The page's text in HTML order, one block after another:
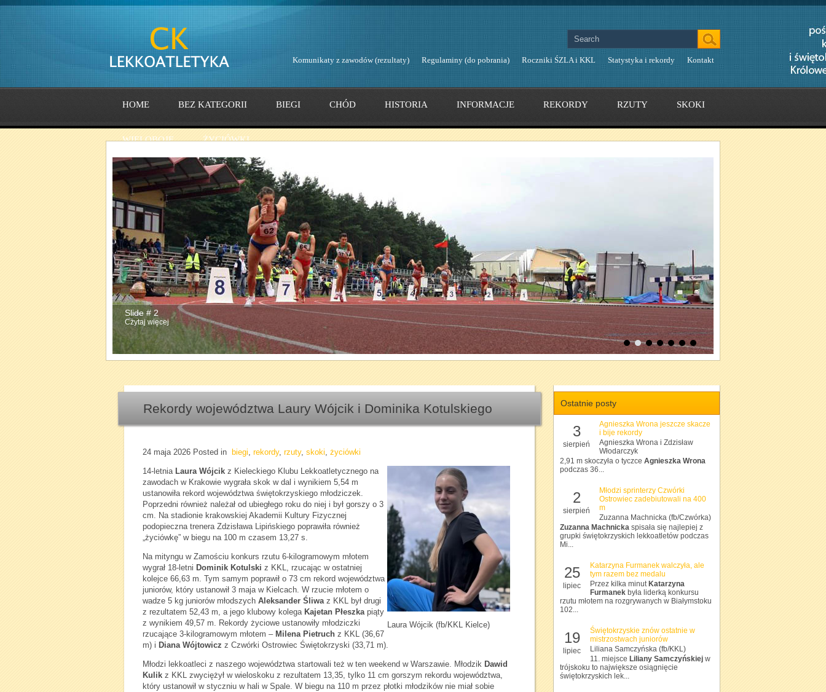
Komunikaty z zawodów (rezultaty) Regulaminy (do pobrania) Roczniki ŚZLA i KKL Statystyka i rekordy Kontakt
HOME BEZ KATEGORII BIEGI CHÓD HISTORIA INFORMACJE REKORDY RZUTY SKOKI
WIELOBOJE ŻYCIÓWKI
Slide # 2
Czytaj więcej
Slide # 3
Czytaj więcej
1 2 3 5 6 7
Ostatnie posty
3
sierpień
Agnieszka Wrona jeszcze skacze
i bije rekordy
Agnieszka Wrona i Zdzisław
Włodarczyk
2,91 m skoczyła o tyczce Agnieszka Wrona
podczas 36...
2
sierpień
Młodzi sprinterzy Czwórki
Ostrowiec zadebiutowali na 400
m
Zuzanna Machnicka (fb/Czwórka)
Zuzanna Machnicka spisała się najlepiej z
grupki świętokrzyskich lekkoatletów podczas
Mi...
25
lipiec
Katarzyna Furmanek walczyła, ale
tym razem bez medalu
Przez kilka minut Katarzyna
Furmanek była liderką konkursu
rzutu młotem na rozgrywanych w Białymstoku
102...
19
lipiec
Świętokrzyskie znów ostatnie w
mistrzostwach juniorów
Liliana Samczyńska (fb/KKL)
11. miejsce Liliany Samczyńskiej w
trójskoku to największe osiągnięcie
świętokrzyskich lek...
Rekordy województwa Laury Wójcik i Dominika Kotulskiego
24 maja 2026 Posted in biegi, rekordy, rzuty, skoki, życiówki
Laura Wójcik (fb/KKL Kielce)
14-letnia Laura Wójcik z Kieleckiego Klubu Lekkoatletycznego na
zawodach w Krakowie wygrała skok w dal i wynikiem 5,54 m
ustanowiła rekord województwa świętokrzyskiego młodziczek.
Poprzedni również należał od ubiegłego roku do niej i był gorszy o 3
cm. Na stadionie krakowskiej Akademii Kultury Fizycznej
podopieczna trenera Zdzisława Lipińskiego poprawiła również
„życiówkę” w biegu na 100 m czasem 13,27 s.
Na mityngu w Zamościu konkurs rzutu 6-kilogramowym młotem
wygrał 18-letni Dominik Kotulski z KKL, rzucając w ostatniej
kolejce 66,63 m. Tym samym poprawił o 73 cm rekord województwa
juniorów, który ustanowił 3 maja w Kielcach. W rzucie młotem o
wadze 5 kg juniorów młodszych Aleksander Śliwaz KKL był drugi
z rezultatem 52,43 m, a jego klubowy kolega Kajetan Płeszkapiąty
z wynikiem 49,57 m. Rekordy życiowe ustanowiły młodziczki
rzucające 3-kilogramowym młotem – Milena Pietruch z KKL (36,67
m) i Diana Wójtowicz z Czwórki Ostrowiec Świętokrzyski (33,71 m).
Młodzi lekkoatleci z naszego województwa startowali też w ten weekend w Warszawie. Młodzik Dawid
Kulik z KKL zwyciężył w wieloskoku z rezultatem 13,35, tylko 11 cm gorszym rekordu województwa,
który ustanowił w styczniu w hali w Spale. W biegu na 110 m przez płotki młodzików nie miał sobie